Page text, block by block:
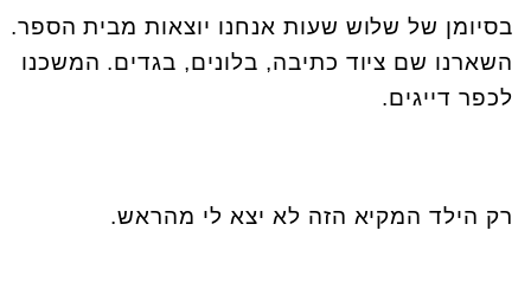
בסיומן של שלוש שעות אנחנו יוצאות מבית הספר.
השארנו שם ציוד כתיבה, בלונים, בגדים. המשכנו
לכפר דייגים.
רק הילד המקיא הזה לא יצא לי מהראש.